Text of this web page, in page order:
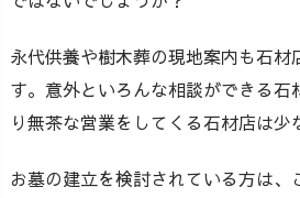
永代供養や樹木葬の現地案内も石材
す。意外といろんな相談ができる石
り無茶な営業をしてくる石材店は少
お墓の建立を検討されている方は、